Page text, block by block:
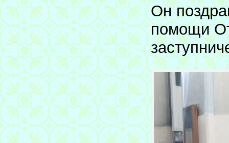
Он
помощи